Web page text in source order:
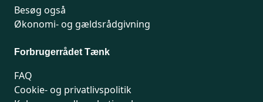
Besøg også
Økonomi- og gældsrådgivning
Forbrugerrådet Tænk
FAQ
Cookie- og privatlivspolitik